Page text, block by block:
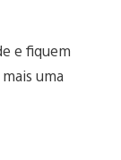
e fiquem
uma